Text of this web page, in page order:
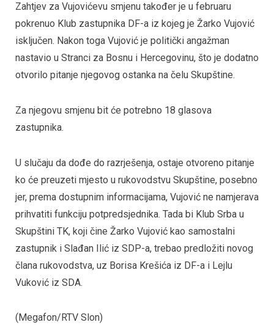
Zahtjev za Vujovićevu smjenu također je u februaru
pokrenuo Klub zastupnika DF-a iz kojeg je Žarko Vujović
isključen. Nakon toga Vujović je politički angažman
nastavio u Stranci za Bosnu i Hercegovinu, što je dodatno
otvorilo pitanje njegovog ostanka na čelu Skupštine.
Za njegovu smjenu bit će potrebno 18 glasova
zastupnika.
U slučaju da dođe do razrješenja, ostaje otvoreno pitanje
ko će preuzeti mjesto u rukovodstvu Skupštine, posebno
jer, prema dostupnim informacijama, Vujović ne namjerava
prihvatiti funkciju potpredsjednika. Tada bi Klub Srba u
Skupštini TK, koji čine Žarko Vujović kao samostalni
zastupnik i Slađan Ilić iz SDP-a, trebao predložiti novog
člana rukovodstva, uz Borisa Krešića iz DF-a i Lejlu
Vuković iz SDA.
(Megafon/RTV Slon)